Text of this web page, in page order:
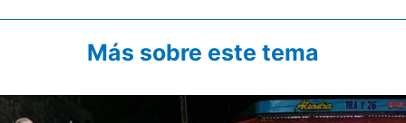
Más sobre este tema